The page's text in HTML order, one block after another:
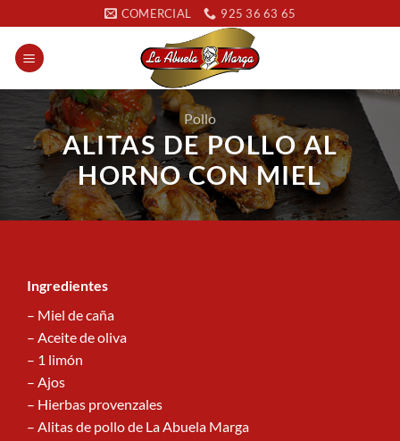
al
contenido
COMERCIAL 925 36 63 65
Pollo
ALITAS DE POLLO AL
HORNO CON MIEL
Ingredientes
– Miel de caña
– Aceite de oliva
– 1 limón
– Ajos
– Hierbas provenzales
– Alitas de pollo de La Abuela Marga